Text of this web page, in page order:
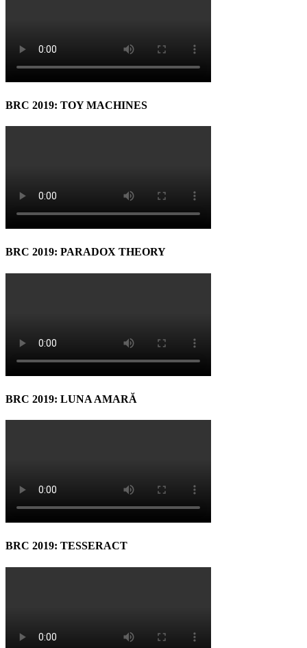
BRC 2019: TOY MACHINES
BRC 2019: PARADOX THEORY
BRC 2019: LUNA AMARĂ
BRC 2019: TESSERACT